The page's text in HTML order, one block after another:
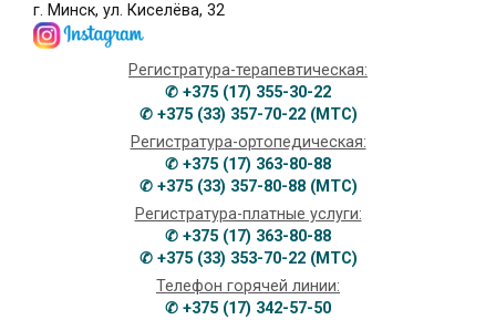
г. Минск, ул. Киселёва, 32
Регистратура-терапевтическая:
✆ +375 (17) 355-30-22
✆ +375 (33) 357-70-22 (МТС)
Регистратура-ортопедическая:
✆ +375 (17) 363-80-88
✆ +375 (33) 357-80-88 (МТС)
Регистратура-платные услуги:
✆ +375 (17) 363-80-88
✆ +375 (33) 353-70-22 (МТС)
Телефон горячей линии:
✆ +375 (17) 342-57-50